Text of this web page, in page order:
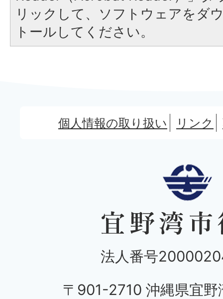
リックして、ソフトウェアをダ
トールしてください。
個人情報の取り扱い リンク
法人番号
〒901-2710 沖縄県宜野